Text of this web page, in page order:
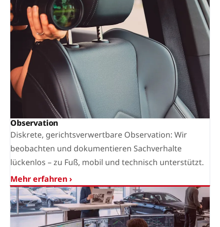
Observation
Diskrete, gerichtsverwertbare Observation: Wir
beobachten und dokumentieren Sachverhalte
lückenlos – zu Fuß, mobil und technisch unterstützt.
Mehr erfahren ›